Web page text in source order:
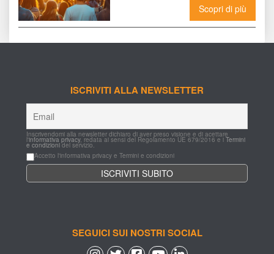
Scopri di più
ISCRIVITI ALLA NEWSLETTER
Inscrivendomi alla newsletter dichiaro di aver preso visione e di acettare
l'informativa privacy, redata ai sensi del Regolamento UE 679/2016 e i Termini
e condizioni del servizio.
Accetto l'informativa privacy e Termini e condizioni
SEGUICI SUI NOSTRI SOCIAL